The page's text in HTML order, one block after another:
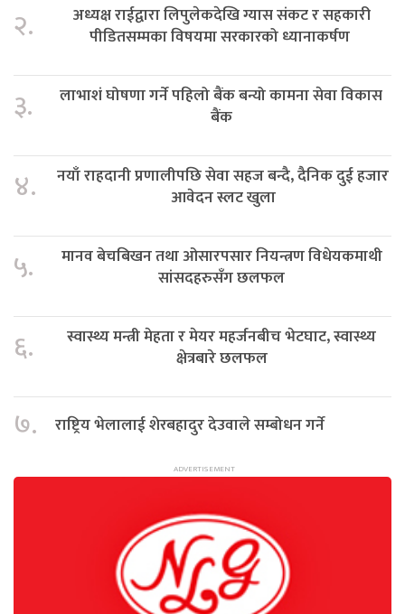
२.
अध्यक्ष राईद्वारा लिपुलेकदेखि ग्यास संकट र सहकारी
पीडितसम्मका विषयमा सरकारको ध्यानाकर्षण
३.
लाभाशं घोषणा गर्ने पहिलो बैंक बन्यो कामना सेवा विकास
बैंक
४.
नयाँ राहदानी प्रणालीपछि सेवा सहज बन्दै, दैनिक दुई हजार
आवेदन स्लट खुला
५.
मानव बेचबिखन तथा ओसारपसार नियन्त्रण विधेयकमाथी
सांसदहरुसँग छलफल
६.
स्वास्थ्य मन्त्री मेहता र मेयर महर्जनबीच भेटघाट, स्वास्थ्य
क्षेत्रबारे छलफल
७. राष्ट्रिय भेलालाई शेरबहादुर देउवाले सम्बोधन गर्ने